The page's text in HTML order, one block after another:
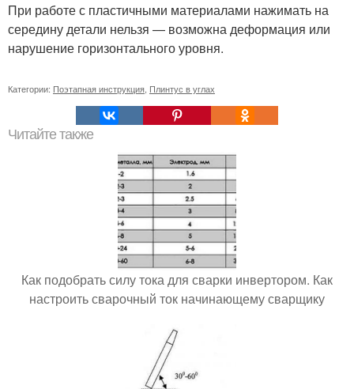
При работе с пластичными материалами нажимать на
середину детали нельзя — возможна деформация или
нарушение горизонтального уровня.
Категории: Поэтапная инструкция, Плинтус в углах
Читайте также
Как подобрать силу тока для сварки инвертором. Как
настроить сварочный ток начинающему сварщику